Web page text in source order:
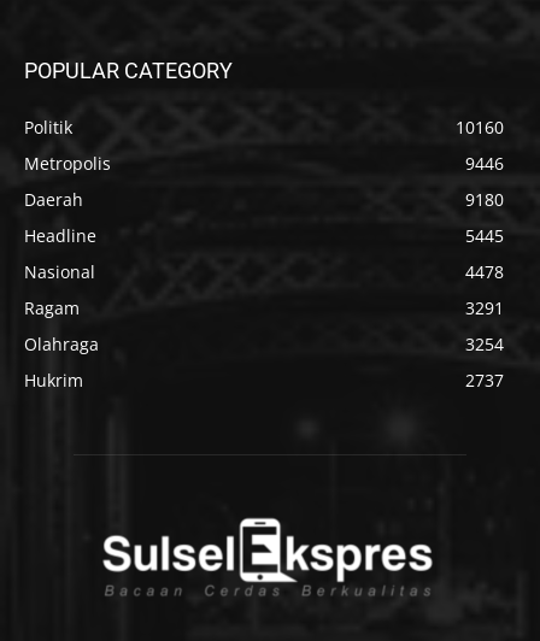
POPULAR CATEGORY
Politik
10160
Metropolis
9446
Daerah
9180
Headline
5445
Nasional
4478
Ragam
3291
Olahraga
3254
Hukrim
2737